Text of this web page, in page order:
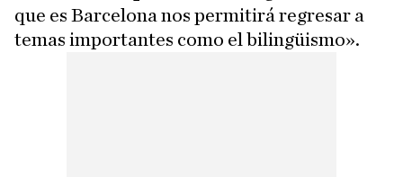
que es Barcelona nos permitirá regresar a
temas importantes como el bilingüismo».